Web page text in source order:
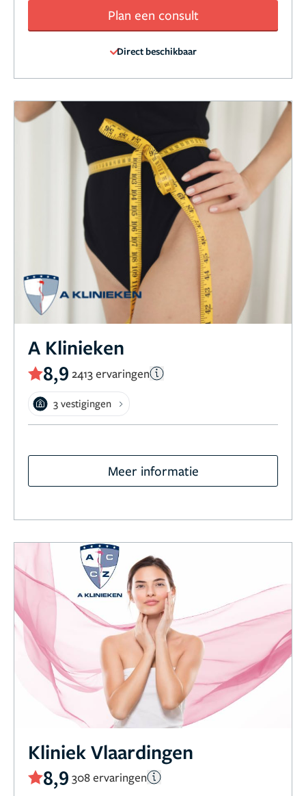
Plan een consult
Direct beschikbaar
A Klinieken
8,9 2413 ervaringen
3 vestigingen
Meer informatie
Kliniek Vlaardingen
8,9 308 ervaringen